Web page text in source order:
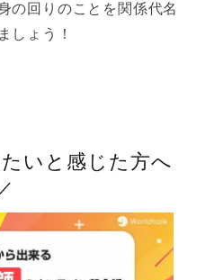
の回りのことを関係代名
しょう！
いと感じた方へ